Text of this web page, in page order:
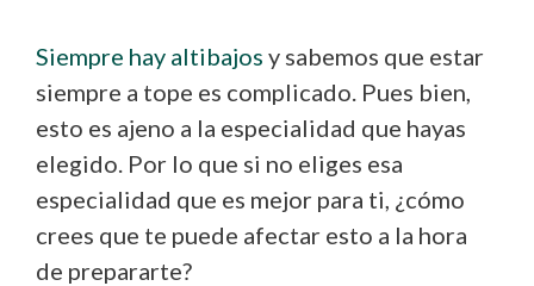
Siempre hay altibajos y sabemos que estar
siempre a tope es complicado. Pues bien,
esto es ajeno a la especialidad que hayas
elegido. Por lo que si no eliges esa
especialidad que es mejor para ti, ¿cómo
crees que te puede afectar esto a la hora
de prepararte?